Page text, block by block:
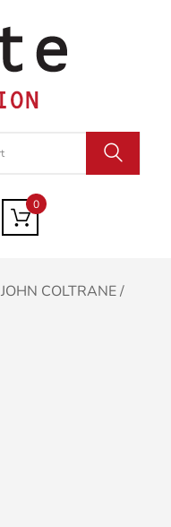
0
JOHN COLTRANE /